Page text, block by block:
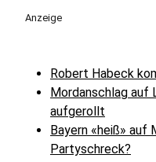
Anzeige
Robert Habeck
Mordanschlag auf
aufgerollt
Bayern «heiß» auf
Partyschreck?